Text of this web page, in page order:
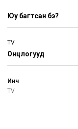
Юу багтсан бэ?
TV
Онцлогууд
Инч
TV